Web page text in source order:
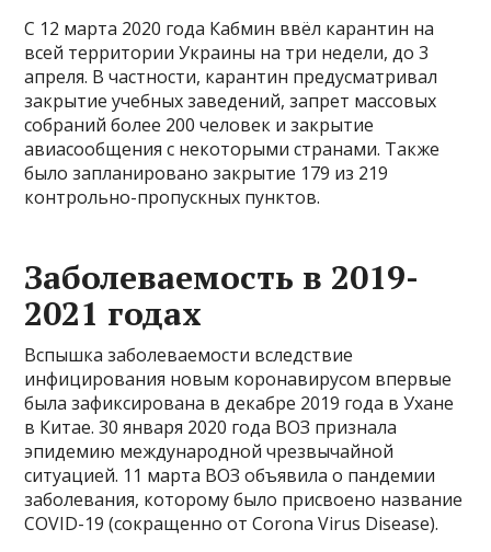
С 12 марта 2020 года Кабмин ввёл карантин на
всей территории Украины на три недели, до 3
апреля. В частности, карантин предусматривал
закрытие учебных заведений, запрет массовых
собраний более 200 человек и закрытие
авиасообщения с некоторыми странами. Также
было запланировано закрытие 179 из 219
контрольно-пропускных пунктов.
Заболеваемость в 2019-
2021 годах
Вспышка заболеваемости вследствие
инфицирования новым коронавирусом впервые
была зафиксирована в декабре 2019 года в Ухане
в Китае. 30 января 2020 года ВОЗ признала
эпидемию международной чрезвычайной
ситуацией. 11 марта ВОЗ объявила о пандемии
заболевания, которому было присвоено название
COVID-19 (сокращенно от Corona Virus Disease).